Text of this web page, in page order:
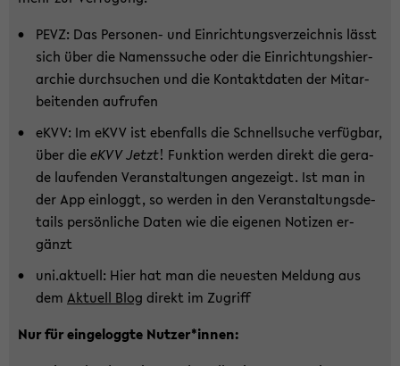
PEVZ: Das Personen-​ und Ein­rich­tungs­ver­zeich­nis lässt
sich über die Na­mens­su­che oder die Ein­rich­tungs­hier­
ar­chie durch­su­chen und die Kon­takt­da­ten der Mit­ar­
bei­ten­den auf­ru­fen
eKVV: Im eKVV ist eben­falls die Schnell­su­che ver­füg­bar,
über dieeKVV Jetzt! Funk­ti­on wer­den di­rekt die ge­ra­
de lau­fen­den Ver­an­stal­tun­gen an­ge­zeigt. Ist man in
der App ein­loggt, so wer­den in den Ver­an­stal­tungs­de­
tails per­sön­li­che Daten wie die ei­ge­nen No­ti­zen er­
gänzt
uni.ak­tu­ell: Hier hat man die neu­es­ten Mel­dung aus
dem Ak­tu­ell Blog di­rekt im Zu­griff
Nur für ein­ge­logg­te Nut­zer*innen: